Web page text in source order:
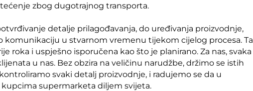
zbog dugotrajnog transporta.
detalje prilagođavanja, do uređivanja proizvodnje,
komunikaciju u stvarnom vremenu tijekom cijelog procesa. Ta
roka i uspješno isporučena kao što je planirano. Za nas, svaka
u nas. Bez obzira na veličinu narudžbe, držimo se istih
svaki detalj proizvodnje, i radujemo se da u
supermarketa diljem svijeta.